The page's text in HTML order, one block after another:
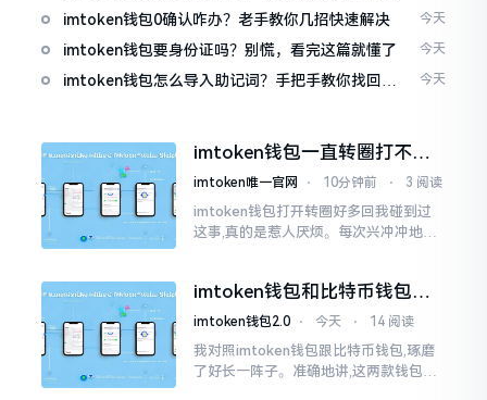
imtoken钱包0确认咋办？老手教你几招快速解决 今天
imtoken钱包要身份证吗？别慌，看完这篇就懂了 今天
imtoken钱包怎么导入助记词？手把手教你找回资
今天
imtoken钱包一直转圈打不开
解决办法分享
imtoken唯一官网 ⋅ 10分钟前 ⋅ 3 阅读
imtoken钱包打开转圈好多回我碰到过
这事,真的是惹人厌烦。每次兴冲冲地开
大家说法不尽相同
imtoken钱包和比特币钱包，
谁更安全？老玩家来聊聊
imtoken钱包2.0 ⋅ 今天 ⋅ 14 阅读
我对照imtoken钱包跟比特币钱包,琢磨
了好长一阵子。准确地讲,这两款钱包我